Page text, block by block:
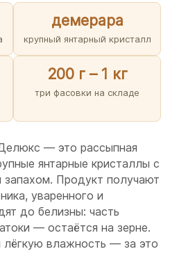
демерара
крупный янтарный кристалл
200 г – 1 кг
три фасовки на складе
— это рассыпная
янтарные кристаллы с
Продукт получают
уваренного и
до белизны: часть
— остаётся на зерне.
лёгкую влажность — за это